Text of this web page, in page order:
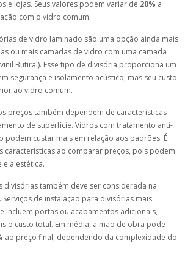
e lojas. Seus valores podem variar de 20% a
com o vidro comum.
de vidro laminado são uma opção ainda mais
ou mais camadas de vidro com uma camada
Butiral). Esse tipo de divisória proporciona um
segurança e isolamento acústico, mas seu custo
ao vidro comum.
preços também dependem de características
de superfície. Vidros com tratamento anti-
podem custar mais em relação aos padrões. É
características ao comparar preços, pois podem
a estética.
divisórias também deve ser considerada na
de instalação para divisórias mais
incluem portas ou acabamentos adicionais,
o custo total. Em média, a mão de obra pode
ao preço final, dependendo da complexidade do